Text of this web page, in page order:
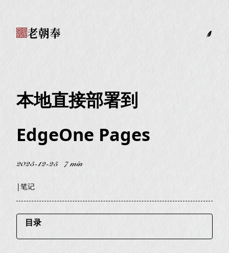
老朝奉
本地直接部署到
EdgeOne Pages
2025-12-25 7 min
|笔记
目录